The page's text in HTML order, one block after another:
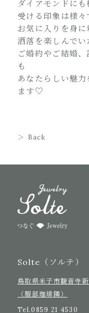
ダイアモンドに
受ける印象は様々
お気に入りを身
洒落を楽しんで
ご婚約やご結婚
も
あなたらしい魅
ます♡
Back
Solte（ソルテ）
鳥取県米子市観音寺
（服部珈琲隣）
Tel.0859 21 4530